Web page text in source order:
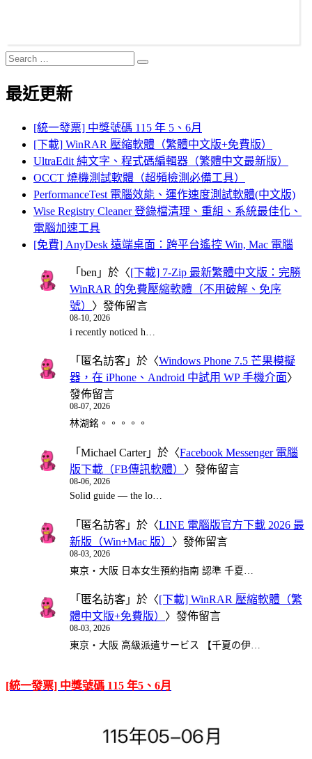
Search
for:
Search
最近更新
[統一發票] 中獎號碼 115 年 5、6月
[下載] WinRAR 壓縮軟體（繁體中文版+免費版）
UltraEdit 純文字、程式碼編輯器（繁體中文最新版）
OCCT 燒機測試軟體（超頻檢測必備工具）
PerformanceTest 電腦效能、運作速度測試軟體(中文版)
Wise Registry Cleaner 登錄檔清理、重組、系統最佳化、
電腦加速工具
[免費] AnyDesk 遠端桌面：跨平台遙控 Win, Mac 電腦
「 ben 」於〈[下載] 7-Zip 最新繁體中文版：完勝
WinRAR 的免費壓縮軟體（不用破解、免序
號） 〉發佈留言
08-10, 2026
i recently noticed h…
「 匿名訪客 」於〈Windows Phone 7.5 芒果模擬
器，在 iPhone、Android 中試用 WP 手機介面〉
發佈留言
08-07, 2026
林湖銘。。。。。
「 Michael Carter」於〈Facebook Messenger 電腦
版下載（FB傳訊軟體） 〉發佈留言
08-06, 2026
Solid guide — the lo…
「 匿名訪客 」於〈LINE 電腦版官方下載 2026 最
新版（Win+Mac 版） 〉發佈留言
08-03, 2026
東京・大阪 日本女生預約指南 認準 千夏…
「 匿名訪客 」於〈[下載] WinRAR 壓縮軟體（繁
體中文版+免費版） 〉發佈留言
08-03, 2026
東京・大阪 高級派遣サービス 【千夏の伊…
[統一發票] 中獎號碼 115 年5、6月